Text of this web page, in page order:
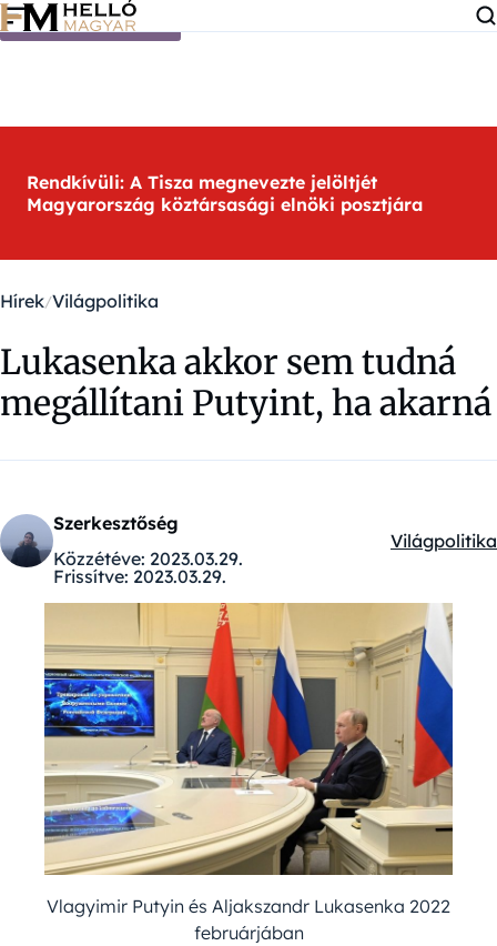
Ugrás a tartalomra
Rendkívüli: A Tisza megnevezte jelöltjét
Magyarország köztársasági elnöki posztjára
Hírek Világpolitika
Lukasenka akkor sem tudná
megállítani Putyint, ha akarná
Szerkesztőség
Közzétéve: 2023.03.29.
Frissítve: 2023.03.29.
Kategóriák:
Világpolitika
Vlagyimir Putyin és Aljakszandr Lukasenka 2022
februárjában